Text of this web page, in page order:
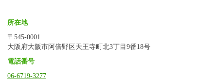
所在地
〒545-0001
大阪府大阪市阿倍野区天王寺町北3丁目9番18号
電話番号
06-6719-3277